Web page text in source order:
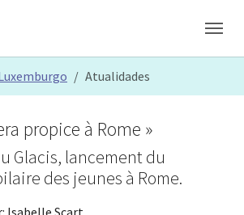
Atualidades
propice à Rome »
Glacis, lancement du
des jeunes à Rome.
Isabelle Scart